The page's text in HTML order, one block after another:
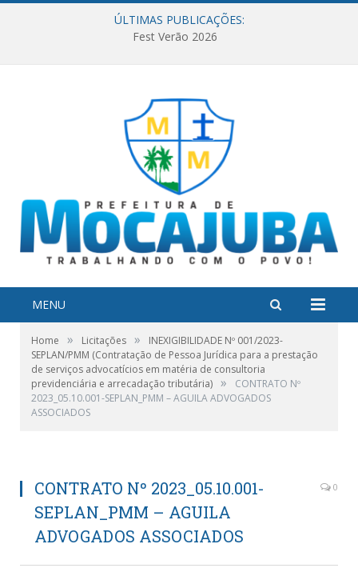
ÚLTIMAS PUBLICAÇÕES:
Fest Verão 2026
MENU
Home » Licitações »
INEXIGIBILIDADE Nº 001/2023-
SEPLAN/PMM (Contratação de Pessoa Jurídica para a prestação
de serviços advocatícios em matéria de consultoria
previdenciária e arrecadação tributária) »
CONTRATO Nº
2023_05.10.001-SEPLAN_PMM – AGUILA ADVOGADOS
ASSOCIADOS
CONTRATO Nº 2023_05.10.001-
SEPLAN_PMM – AGUILA
ADVOGADOS ASSOCIADOS
0